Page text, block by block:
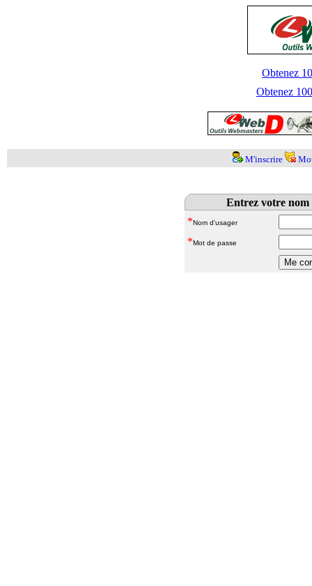
Obtenez
Obtenez
M'inscrire
Entrez votre nom
*Nom d'usager
*Mot de passe